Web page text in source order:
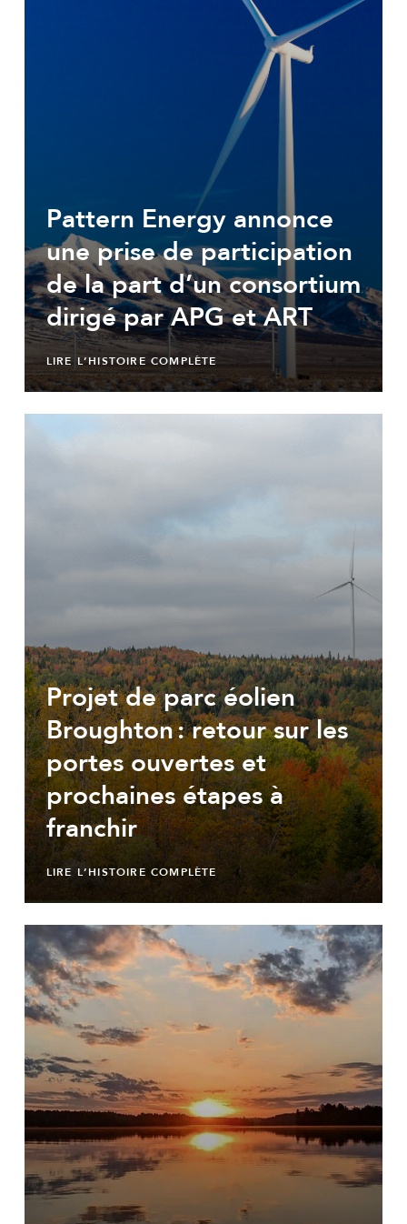
Projet de parc éolien
Broughton : retour sur les
portes ouvertes et
prochaines étapes à
franchir
LIRE L’HISTOIRE COMPLÈTE
Pattern Energy annonce
une prise de participation
de la part d’un consortium
dirigé par APG et ART
LIRE L’HISTOIRE COMPLÈTE